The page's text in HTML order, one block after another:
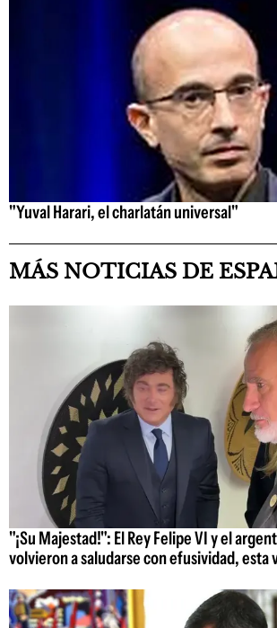
"Yuval Harari, el charlatán universal"
MÁS NOTICIAS DE
"¡Su Majestad!": El Rey Felipe VI y el
volvieron a saludarse con efusividad, esta